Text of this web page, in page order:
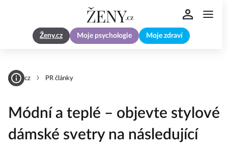
Ženy.cz Moje psychologie Moje zdraví
Zeny.cz PR články
Módní a teplé – objevte stylové
dámské svetry na následující